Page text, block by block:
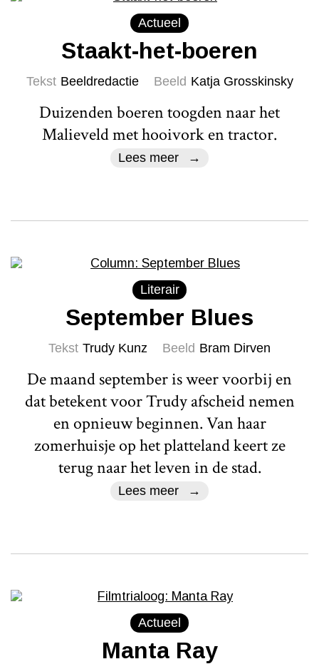
Actueel
Staakt-het-boeren
Tekst Beeldredactie Beeld Katja Grosskinsky
Duizenden boeren toogden naar het
Malieveld met hooivork en tractor.
Lees meer
Literair
September Blues
Tekst Trudy Kunz Beeld Bram Dirven
De maand september is weer voorbij en
dat betekent voor Trudy afscheid nemen
en opnieuw beginnen. Van haar
zomerhuisje op het platteland keert ze
terug naar het leven in de stad.
Lees meer
Actueel
Manta Ray